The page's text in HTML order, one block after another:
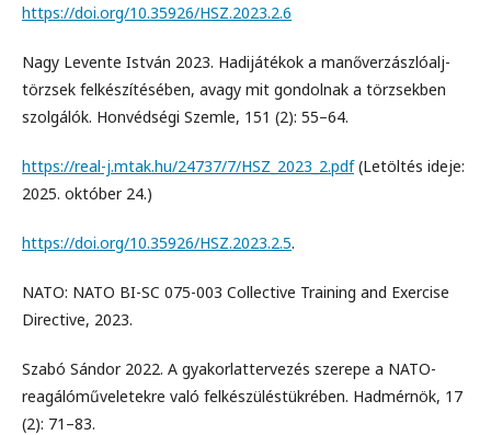
https://doi.org/10.35926/HSZ.2023.2.6
Nagy Levente István 2023. Hadijátékok a manőverzászlóalj-
törzsek felkészítésében, avagy mit gondolnak a törzsekben
szolgálók. Honvédségi Szemle, 151 (2): 55–64.
https://real-j.mtak.hu/24737/7/HSZ_2023_2.pdf(Letöltés ideje:
2025. október 24.)
https://doi.org/10.35926/HSZ.2023.2.5.
NATO: NATO BI-SC 075-003 Collective Training and Exercise
Directive, 2023.
Szabó Sándor 2022. A gyakorlattervezés szerepe a NATO-
reagálóműveletekre való felkészüléstükrében. Hadmérnök, 17
(2): 71–83.